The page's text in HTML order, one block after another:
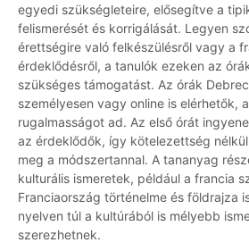
egyedi szükségleteire, elősegítve a
felismerését és korrigálását. Legyen
érettségire való felkészülésről vagy a
érdeklődésről, a tanulók ezeken az
szükséges támogatást. Az órák
személyesen vagy online is elérhetők,
rugalmasságot ad. Az első órát
az érdeklődők, így kötelezettség
meg a módszertannal. A tananyag
kulturális ismeretek, például a francia
Franciaország történelme és földrajza
nyelven túl a kultúrából is mélyebb
szerezhetnek.